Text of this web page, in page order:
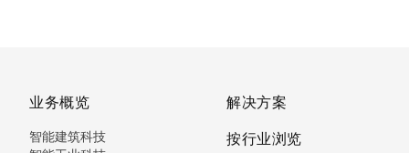
业务概览
智能建筑科技
解决方案
按行业浏览